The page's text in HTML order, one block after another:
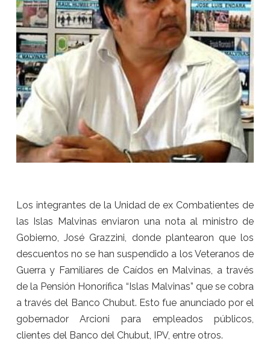
Los integrantes de la Unidad de ex Combatientes de
las Islas Malvinas enviaron una nota al ministro de
Gobierno, José Grazzini, donde plantearon que los
descuentos no se han suspendido a los Veteranos de
Guerra y Familiares de Caídos en Malvinas, a través
de la Pensión Honorífica “Islas Malvinas” que se cobra
a través del Banco Chubut. Esto fue anunciado por el
gobernador Arcioni para empleados públicos,
clientes del Banco del Chubut, IPV, entre otros.